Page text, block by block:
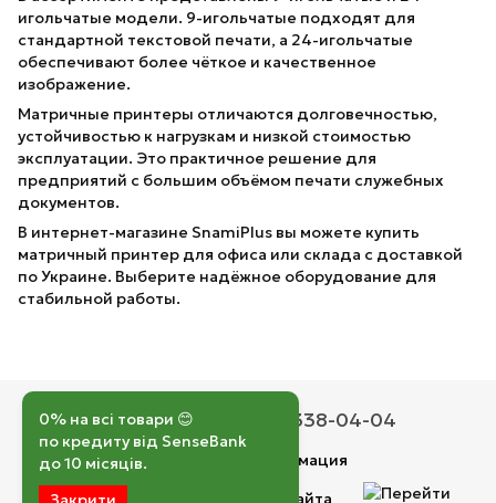
игольчатые модели. 9-игольчатые подходят для
стандартной текстовой печати, а 24-игольчатые
обеспечивают более чёткое и качественное
изображение.
Матричные принтеры отличаются долговечностью,
устойчивостью к нагрузкам и низкой стоимостью
эксплуатации. Это практичное решение для
предприятий с большим объёмом печати служебных
документов.
В интернет-магазине SnamiPlus вы можете купить
матричный принтер для офиса или склада с доставкой
по Украине. Выберите надёжное оборудование для
стабильной работы.
050 193-42-43 067 338-04-04
Контактная информация
Полная версия сайта
0% на всі товари 😊
по кредиту від SenseBank
до 10 місяців.